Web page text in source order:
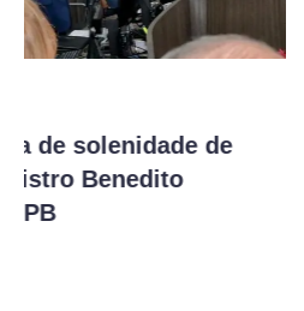
Procurador-Geral
reúne com